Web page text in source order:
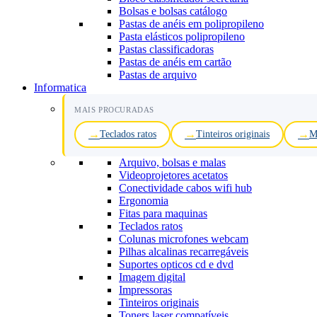
Bolsas e bolsas catálogo
Pastas de anéis em polipropileno
Pasta elásticos polipropileno
Pastas classificadoras
Pastas de anéis em cartão
Pastas de arquivo
Informatica
MAIS PROCURADAS
Teclados ratos Tinteiros originais
Arquivo, bolsas e malas
Videoprojetores acetatos
Conectividade cabos wifi hub
Ergonomia
Fitas para maquinas
Teclados ratos
Colunas microfones webcam
Pilhas alcalinas recarregáveis
Suportes opticos cd e dvd
Imagem digital
Impressoras
Tinteiros originais